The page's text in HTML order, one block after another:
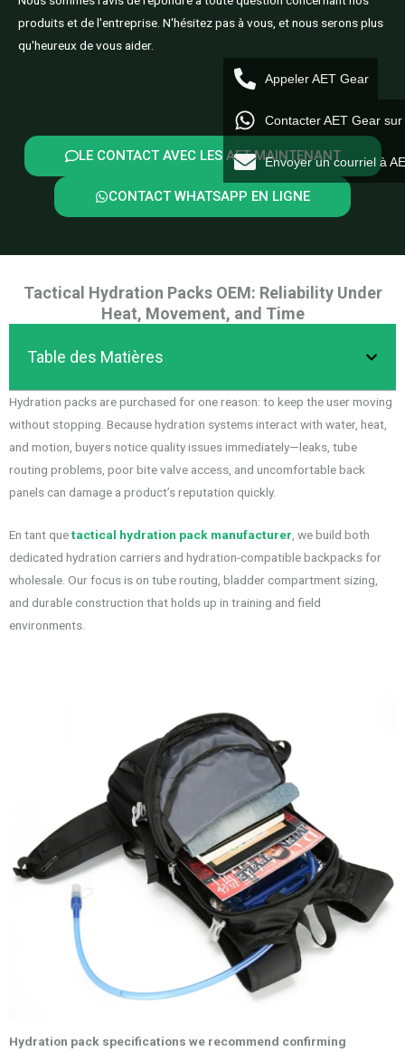
produits et de l'entreprise. N'hésitez pas à vous, et nous serons plus
qu'heureux de vous aider.
LE CONTACT AVEC LES AET MAINTENANT
CONTACT WHATSAPP EN LIGNE
Tactical Hydration Packs OEM: Reliability Under
Heat, Movement, and Time
Table des Matières
Hydration packs are purchased for one reason: to keep the user moving
without stopping. Because hydration systems interact with water, heat,
and motion, buyers notice quality issues immediately—leaks, tube
routing problems, poor bite valve access, and uncomfortable back
panels can damage a product’s reputation quickly.
En tant quetactical hydration pack manufacturer , we build both
dedicated hydration carriers and hydration-compatible backpacks for
wholesale. Our focus is on tube routing, bladder compartment sizing,
and durable construction that holds up in training and field
environments.
Hydration pack specifications we recommend confirming
Appeler AET Gear
Contacter AET Gear
Envoyer un courriel à